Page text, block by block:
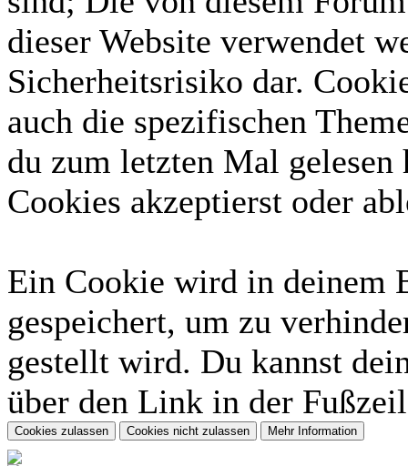
dieser Website verwendet
Sicherheitsrisiko dar.
auch die spezifischen
du zum letzten Mal gelesen
Cookies akzeptierst oder
Ein Cookie wird in deinem
gespeichert, um zu
gestellt wird. Du kannst
über den Link in der